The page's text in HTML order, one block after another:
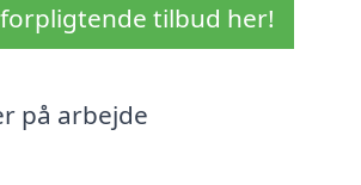
tilbud her!